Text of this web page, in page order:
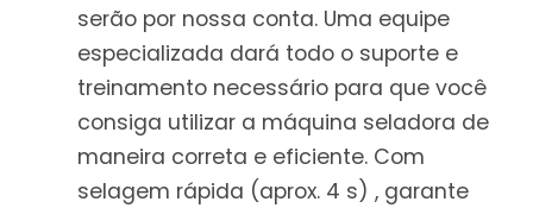
serão por nossa conta. Uma equipe
especializada dará todo o suporte e
treinamento necessário para que você
consiga utilizar a máquina seladora de
maneira correta e eficiente. Com
selagem rápida (aprox. 4 s) , garante